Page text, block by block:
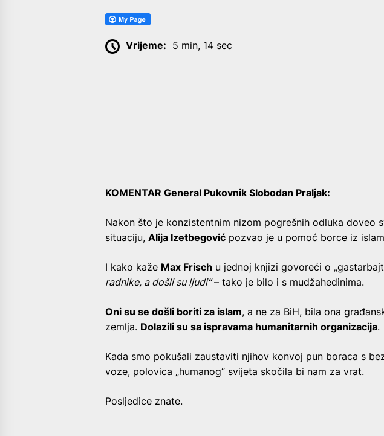
Vrijeme: 5 min, 14 sec
KOMENTAR General Pukovnik Slobodan Praljak:
Nakon što je konzistentnim nizom pogrešnih odluka doveo
situaciju,Alija Izetbegović pozvao je u pomoć borce iz
I kako kaže Max Frisch u jednoj knjizi govoreći o
radnike, a došli su ljudi“– tako je bilo i s mudžahedinima.
Oni su se došli boriti za islam, a ne za BiH, bila ona
zemlja. Dolazili su sa ispravama humanitarnih organizacija.
Kada smo pokušali zaustaviti njihov konvoj pun boraca s
voze, polovica „humanog“ svijeta skočila bi nam za vrat.
Posljedice znate.